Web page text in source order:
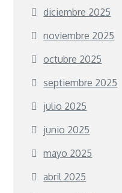
diciembre 2025
noviembre 2025
octubre 2025
septiembre 2025
julio 2025
junio 2025
mayo 2025
abril 2025